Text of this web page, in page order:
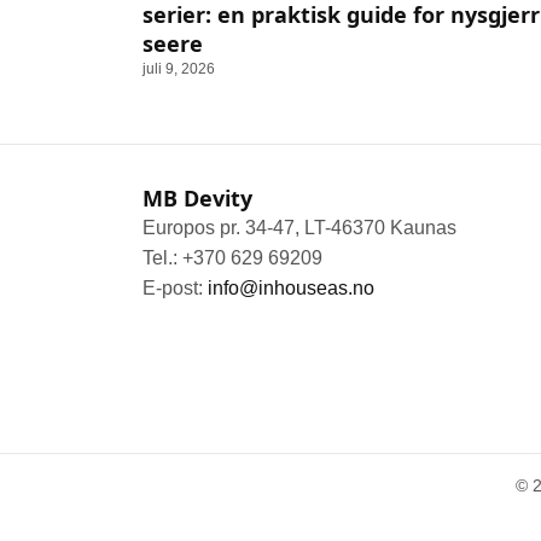
serier: en praktisk guide for
seere
juli 9, 2026
MB Devity
Europos pr. 34-47, LT-46370 Kaunas
Tel.: +370 629 69209
E-post: info@inhouseas.no
©